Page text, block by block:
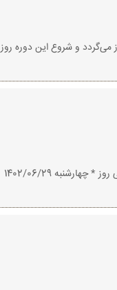
مجازی (آنلاین) آموزش مدلسازی سیگنال های پزشکی با استفاده از الگوریتم های فرا ابتکاری از روز یکشنبه مورخ 1402/06/12 از ساعت 13 آغاز می‌گردد و شروع این دوره‌ روز
ثبت نام دوره‌ی مجازی مسئولین فنی توزیع ودرمانی از روز یکشنبه مورخ 1402/06/12* ساعت 18 آغاز می شود و شروع دوره‌ی مجازی مسئولین فنی توزیع ومراکزدرمانی روز * چهارشنبه 1402/06/29